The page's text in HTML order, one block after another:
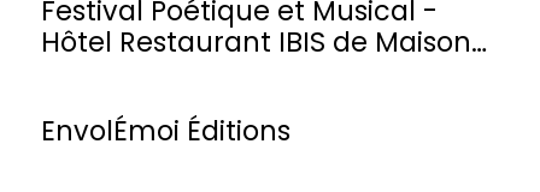
Festival Poétique et Musical -
Hôtel Restaurant IBIS de Maisons-
EnvolÉmoi Éditions